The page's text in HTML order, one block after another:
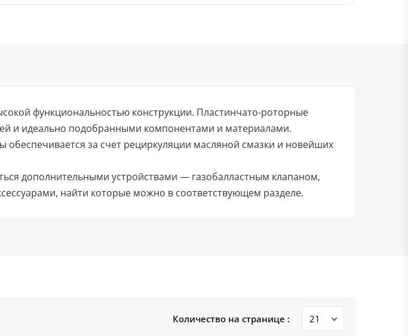
функциональностью конструкции. Пластинчато-роторные
и идеально подобранными компонентами и материалами.
за счет рециркуляции масляной смазки и новейших
дополнительными устройствами — газобалластным клапаном,
найти которые можно в соответствующем разделе.
Количество на странице :